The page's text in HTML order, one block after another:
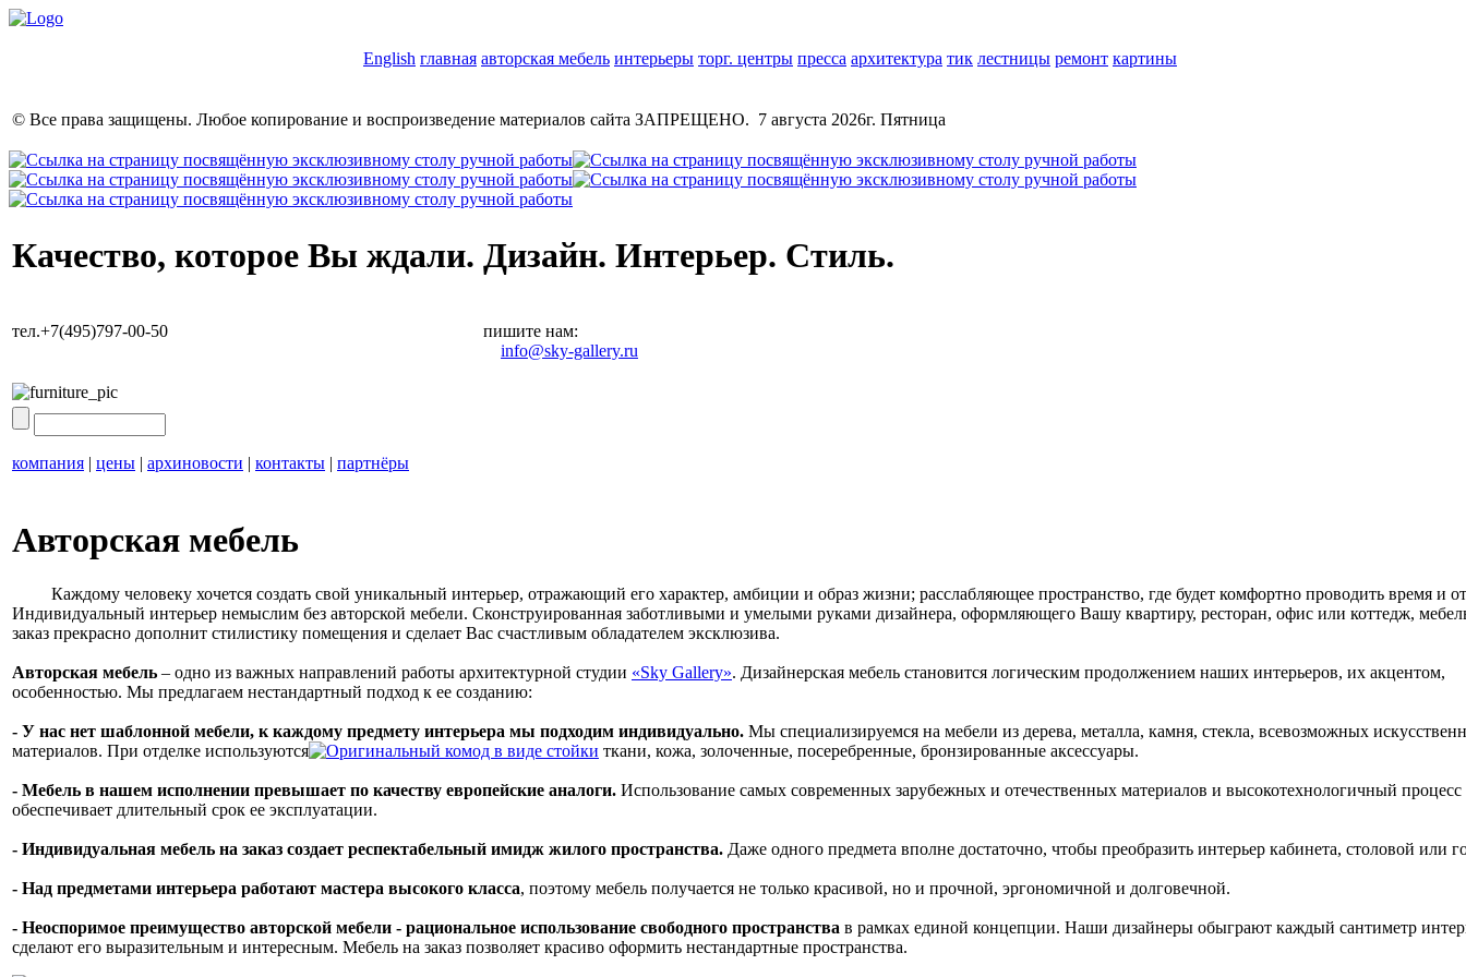
English главная авторская мебель интерьеры торг. центры пресса архитектура тик лестницы ремонт картины
© Все права защищены. Любое копирование и воспроизведение материалов сайта ЗАПРЕЩЕНО. 7 августа 2026г. Пятница
Качество, которое Вы ждали. Дизайн. Интерьер. Стиль.
тел.+7(495)797-00-50
пишите нам:
info@sky-gallery.ru
компания | цены | архиновости | контакты | партнёры
Авторская мебель
Каждому человеку хочется создать свой уникальный интерьер, отражающий его характер, амбиции и образ жизни; расслабляющее пространство, где будет комфортно проводить время и
Индивидуальный интерьер немыслим без авторской мебели. Сконструированная заботливыми и умелыми руками дизайнера, оформляющего Вашу квартиру, ресторан, офис или коттедж,
заказ прекрасно дополнит стилистику помещения и сделает Вас счастливым обладателем эксклюзива.
Авторская мебель – одно из важных направлений работы архитектурной студии «Sky Gallery». Дизайнерская мебель становится логическим продолжением наших интерьеров, их акцентом,
особенностью. Мы предлагаем нестандартный подход к ее созданию:
- У нас нет шаблонной мебели, к каждому предмету интерьера мы подходим индивидуально. Мы специализируемся на мебели из дерева, металла, камня, стекла, всевозможных
материалов. При отделке используются
ткани, кожа, золоченные, посеребренные, бронзированные аксессуары.
- Мебель в нашем исполнении превышает по качеству европейские аналоги. Использование самых современных зарубежных и отечественных материалов и высокотехнологичный процесс
обеспечивает длительный срок ее эксплуатации.
- Индивидуальная мебель на заказ создает респектабельный имидж жилого пространства. Даже одного предмета вполне достаточно, чтобы преобразить интерьер кабинета, столовой или
- Над предметами интерьера работают мастера высокого класса, поэтому мебель получается не только красивой, но и прочной, эргономичной и долговечной.
- Неоспоримое преимущество авторской мебели - рациональное использование свободного пространства в рамках единой концепции. Наши дизайнеры обыграют каждый сантиметр
сделают его выразительным и интересным. Мебель на заказ позволяет красиво оформить нестандартные пространства.